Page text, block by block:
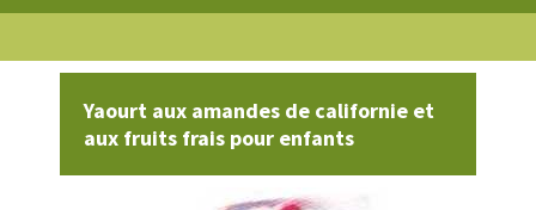
principal
Yaourt aux amandes de californie et
aux fruits frais pour enfants